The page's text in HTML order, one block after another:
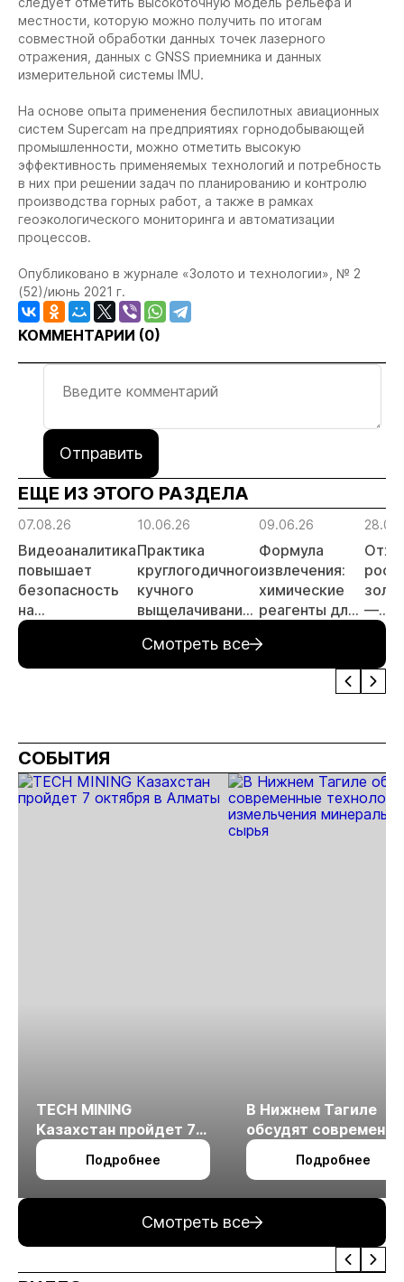
местности, которую можно получить по итогам
совместной обработки данных точек лазерного
отражения, данных с GNSS приемника и данных
измерительной системы IMU.
На основе опыта применения беспилотных авиационных
систем Supercam на предприятиях горнодобывающей
промышленности, можно отметить высокую
эффективность применяемых технологий и потребность
в них при решении задач по планированию и контролю
производства горных работ, а также в рамках
геоэкологического мониторинга и автоматизации
процессов.
Опубликовано в журнале «Золото и технологии», № 2
(52)/июнь 2021 г.
КОММЕНТАРИИ (0)
Отправить
ЕЩЕ ИЗ ЭТОГО РАЗДЕЛА
07.08.26
Видеоаналитика
повышает
безопасность
на
месторождении
10.06.26
Практика
круглогодичного
кучного
выщелачивания
Крайнего
Севера
09.06.26
Формула
извлечения:
химические
реагенты для —
Смотреть все
СОБЫТИЯ
TECH MINING
Казахстан пройдет 7
октября в Алматы
Подробнее
В Нижнем Тагиле
обсудят
технологии
измельчения
Подробнее
Смотреть все